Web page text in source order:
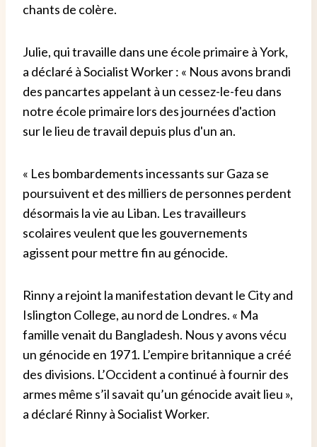
chants de colère.
Julie, qui travaille dans une école primaire à York,
a déclaré à Socialist Worker : « Nous avons brandi
des pancartes appelant à un cessez-le-feu dans
notre école primaire lors des journées d'action
sur le lieu de travail depuis plus d'un an.
« Les bombardements incessants sur Gaza se
poursuivent et des milliers de personnes perdent
désormais la vie au Liban. Les travailleurs
scolaires veulent que les gouvernements
agissent pour mettre fin au génocide.
Rinny a rejoint la manifestation devant le City and
Islington College, au nord de Londres. « Ma
famille venait du Bangladesh. Nous y avons vécu
un génocide en 1971. L’empire britannique a créé
des divisions. L’Occident a continué à fournir des
armes même s’il savait qu’un génocide avait lieu »,
a déclaré Rinny à Socialist Worker.